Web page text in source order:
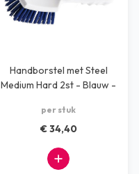
Handborstel met Steel
Medium Hard 2st - Blauw -
per stuk
€ 34,40